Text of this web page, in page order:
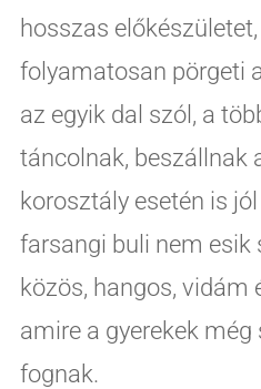
hosszas
folyamatosan pörgeti
az egyik dal szól, a
táncolnak, beszállnak
korosztály esetén is
farsangi buli nem esik
közös, hangos, vidám
amire a gyerekek
fognak.